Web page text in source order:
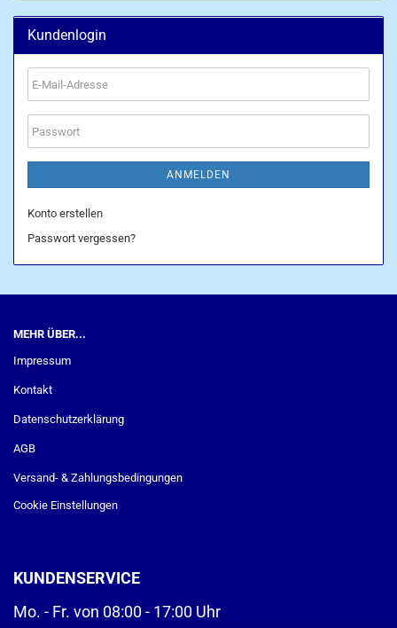
Kundenlogin
E-
Mail-
Adresse
Passwort
ANMELDEN
Konto erstellen
Passwort vergessen?
MEHR ÜBER...
Impressum
Kontakt
Datenschutzerklärung
AGB
Versand- & Zahlungsbedingungen
Cookie Einstellungen
KUNDENSERVICE
Mo. - Fr. von 08:00 - 17:00 Uhr